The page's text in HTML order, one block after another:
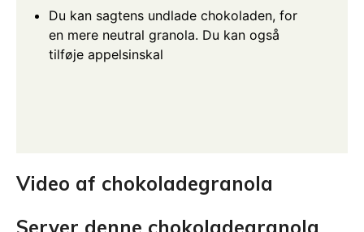
Du kan sagtens undlade chokoladen, for
en mere neutral granola. Du kan også
tilføje appelsinskal
Video af chokoladegranola
Server denne chokoladegranola